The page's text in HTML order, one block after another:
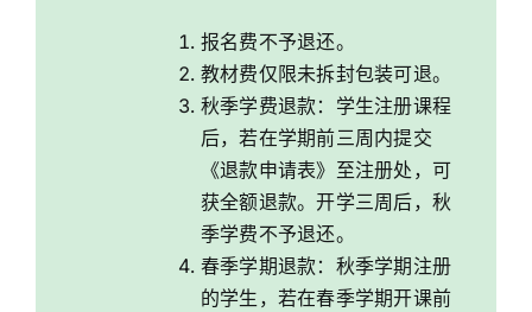
报名费不予退还。
教材费仅限未拆封包装可退。
秋季学费退款：学生注册课程
后，若在学期前三周内提交
《退款申请表》至注册处，可
获全额退款。开学三周后，秋
季学费不予退还。
春季学期退款：秋季学期注册
的学生，若在春季学期开课前